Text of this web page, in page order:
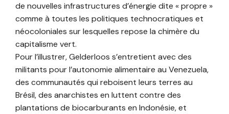
de nouvelles infrastructures d’énergie dite « propre »
comme à toutes les politiques technocratiques et
néocoloniales sur lesquelles repose la chimère du
capitalisme vert.
Pour l’illustrer, Gelderloos s’entretient avec des
militants pour l’autonomie alimentaire au Venezuela,
des communautés qui reboisent leurs terres au
Brésil, des anarchistes en luttent contre des
plantations de biocarburants en Indonésie, et